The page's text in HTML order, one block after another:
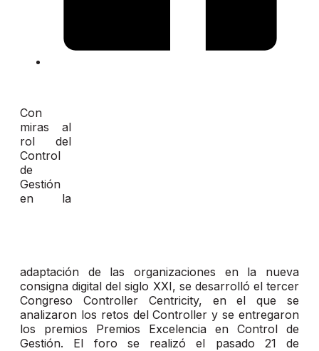
Con
miras al
rol del
Control
de
Gestión
en la
adaptación de las organizaciones en la nueva
consigna digital del siglo XXI, se desarrolló el tercer
Congreso Controller Centricity, en el que se
analizaron los retos del Controller y se entregaron
los premios Premios Excelencia en Control de
Gestión. El foro se realizó el pasado 21 de